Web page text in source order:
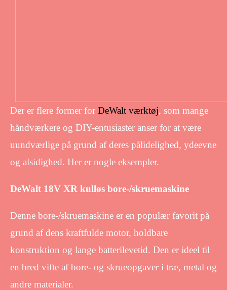
Der er flere former for DeWalt værktøj, som mange
håndværkere og DIY-entusiaster anser for at være
uundværlige på grund af deres pålidelighed, ydeevne
og alsidighed. Her er nogle eksempler.
DeWalt 18V XR kulløs bore-/skruemaskine
Denne bore-/skruemaskine er en populær favorit på
grund af dens kraftfulde motor, holdbare
konstruktion og lange batterilevetid. Den er ideel til
en bred vifte af bore- og skrueopgaver i træ, metal og
andre materialer.